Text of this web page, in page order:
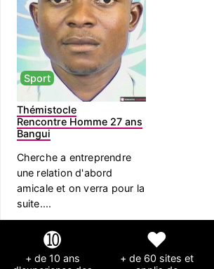
Sport
Thémistocle
Rencontre Homme 27 ans
Bangui
Cherche a entreprendre
une relation d'abord
amicale et on verra pour la
suite....
➓
+ de 10 ans
❤
+ de 60 sites et